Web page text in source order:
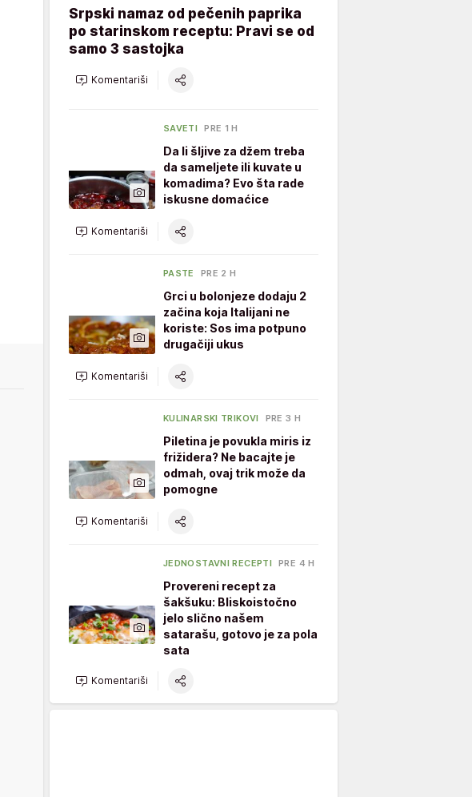
Srpski namaz od pečenih paprika
po starinskom receptu: Pravi se od
samo 3 sastojka
Komentariši
SAVETI PRE 1 H
Da li šljive za džem treba
da sameljete ili kuvate u
komadima? Evo šta rade
iskusne domaćice
Komentariši
PASTE PRE 2 H
Grci u bolonjeze dodaju 2
začina koja Italijani ne
koriste: Sos ima potpuno
drugačiji ukus
Komentariši
KULINARSKI TRIKOVI PRE 3 H
Piletina je povukla miris iz
frižidera? Ne bacajte je
odmah, ovaj trik može da
pomogne
Komentariši
JEDNOSTAVNI RECEPTI PRE 4 H
Provereni recept za
šakšuku: Bliskoistočno
jelo slično našem
satarašu, gotovo je za pola
sata
Komentariši